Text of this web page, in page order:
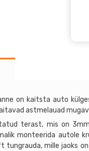
on kaitsta auto
astmelauad
terast, mis on
monteerida autole
tungrauda, mille jaoks